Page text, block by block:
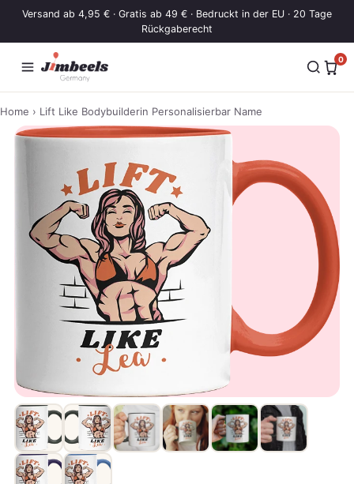
Zum Inhalt springen
Versand ab 4,95 € · Gratis ab 49 € · Bedruckt in der EU · 20 Tage
Rückgaberecht
0
Home › Lift Like Bodybuilderin Personalisierbar Name